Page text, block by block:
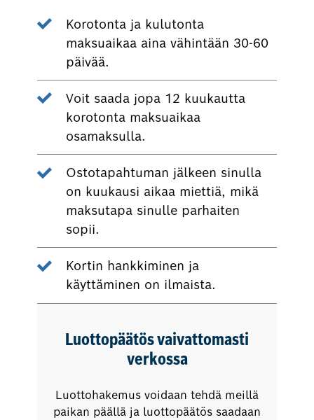
Korotonta ja kulutonta
maksuaikaa aina vähintään 30-60
päivää.
Voit saada jopa 12 kuukautta
korotonta maksuaikaa
osamaksulla.
Ostotapahtuman jälkeen sinulla
on kuukausi aikaa miettiä, mikä
maksutapa sinulle parhaiten
sopii.
Kortin hankkiminen ja
käyttäminen on ilmaista.
Luottopäätös vaivattomasti
verkossa
Luottohakemus voidaan tehdä meillä
paikan päällä ja luottopäätös saadaan